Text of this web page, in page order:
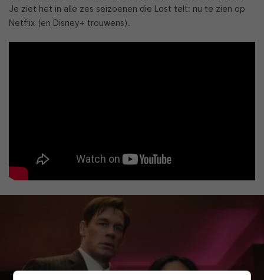
Je ziet het in alle zes seizoenen die Lost telt: nu te zien op
Netflix (en Disney+ trouwens).